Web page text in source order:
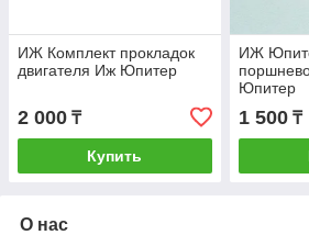
ИЖ Комплект прокладок
двигателя Иж Юпитер
2 000 ₸
Купить
ИЖ
Юпитер
1 500₸
О нас